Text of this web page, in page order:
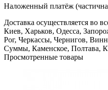
Наложенный платёж
Доставка осуществляется во
Киев, Харьков, Одесса,
Рог, Черкассы, Чернигов,
Суммы, Каменское, Полтава,
Просмотренные товары